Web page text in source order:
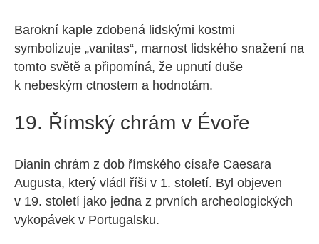
Barokní kaple zdobená lidskými kostmi
symbolizuje „vanitas“, marnost lidského snažení na
tomto světě a připomíná, že upnutí duše
k nebeským ctnostem a hodnotám.
19. Římský chrám v Évoře
Dianin chrám z dob římského císaře Caesara
Augusta, který vládl říši v 1. století. Byl objeven
v 19. století jako jedna z prvních archeologických
vykopávek v Portugalsku.